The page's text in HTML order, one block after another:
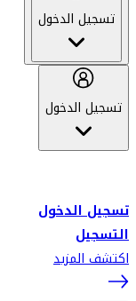
تسجيل الدخول
تسجيل الدخول
تسجيل الدخول
التسجيل
اكتشف المزيد